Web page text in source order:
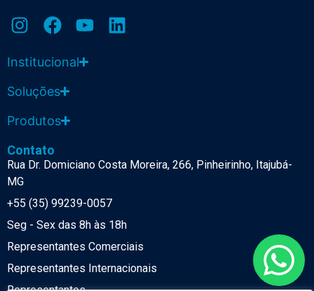
Institucional
Soluções
Produtos
Contato
Rua Dr. Domiciano Costa Moreira, 266, Pinheirinho, Itajubá-
MG
+55 (35) 99239-0057
Seg - Sex das 8h às 18h
Representantes Comerciais
Representantes Internacionais